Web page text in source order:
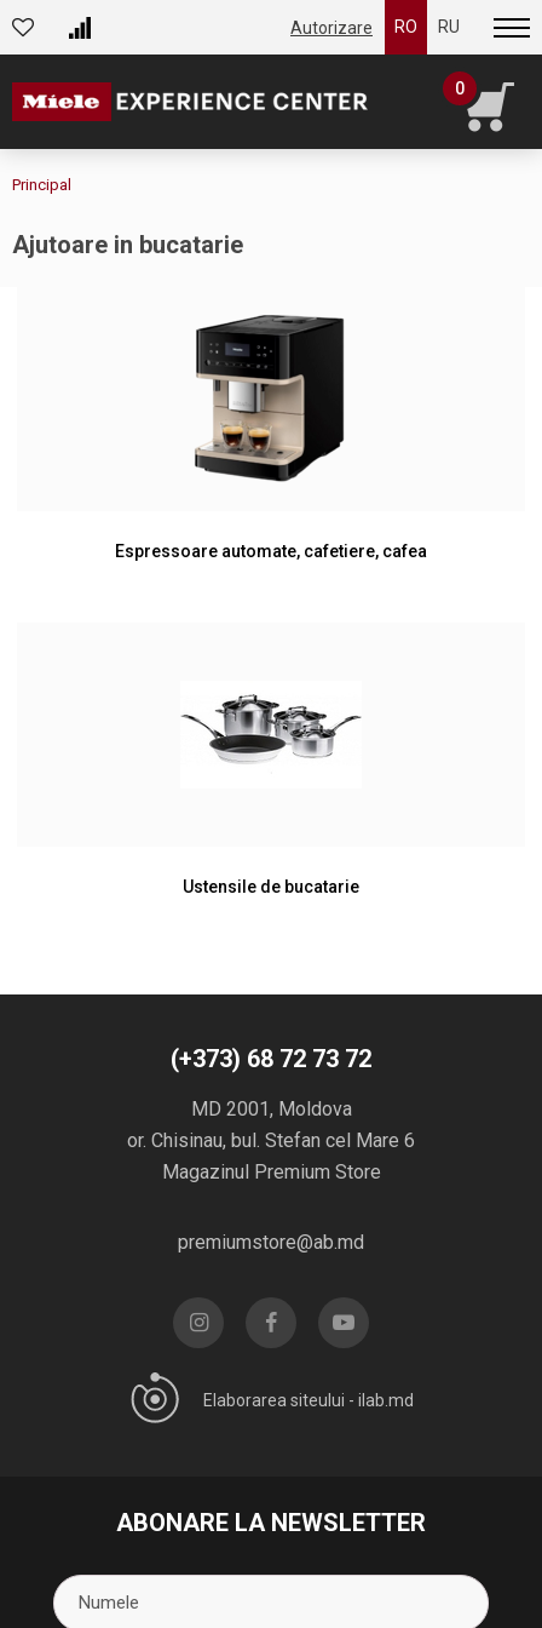
Autorizare RO RU
0
Principal
Ajutoare in bucatarie
Espressoare automate, cafetiere, cafea
Ustensile de bucatarie
(+373) 68 72 73 72
MD 2001, Moldova
or. Chisinau, bul. Stefan cel Mare 6
Magazinul Premium Store
premiumstore@ab.md
Elaborarea siteului - ilab.md
ABONARE LA NEWSLETTER